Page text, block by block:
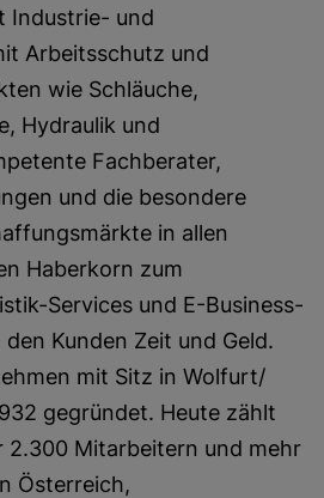
Industrie- und
Arbeitsschutz und
wie Schläuche,
Hydraulik und
Fachberater,
und die besondere
in allen
Haberkorn zum
Services und E-Business-
Kunden Zeit und Geld.
mit Sitz in Wolfurt/
gegründet. Heute zählt
2.300 Mitarbeitern und mehr
Österreich,